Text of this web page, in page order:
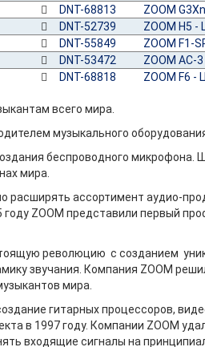
DNT-68813 ZOOM
DNT-52739 ZOOM H5
DNT-55849 ZOOM F1-
DNT-53472 ZOOM AC-
DNT-68818 ZOOM F6
всего мира.
музыкального
беспроводного
мира.
расширять ассортимент аудио-
ZOOM представили первый
революцию с созданием
звучания. Компания ZOOM
мира.
гитарных процессоров,
в 1997 году. Компании ZOOM
входящие сигналы на